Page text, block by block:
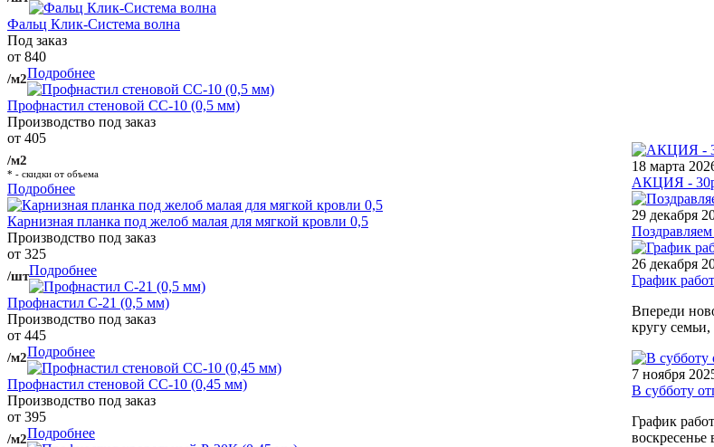
Фальц Клик-Система волна
Под заказ
от 840
/м2Подробнее
Профнастил стеновой СС-10 (0,5 мм)
Производство под заказ
от 405
/м2
* - скидки от объема
Подробнее
Карнизная планка под желоб малая для мягкой кровли 0,5
Производство под заказ
от 325
/штПодробнее
Профнастил С-21 (0,5 мм)
Производство под заказ
от 445
/м2Подробнее
Профнастил стеновой СС-10 (0,45 мм)
Производство под заказ
от 395
/м2Подробнее
18 марта
АКЦИЯ - 30р/
29 декабря
26 декабря
График
Впереди
кругу
7 ноября
В субботу
График